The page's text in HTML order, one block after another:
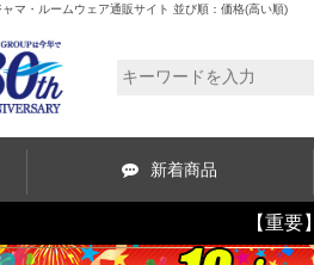
マ・ルームウェア通販サイト 並び順：価格(高い順)
新着商品
【重